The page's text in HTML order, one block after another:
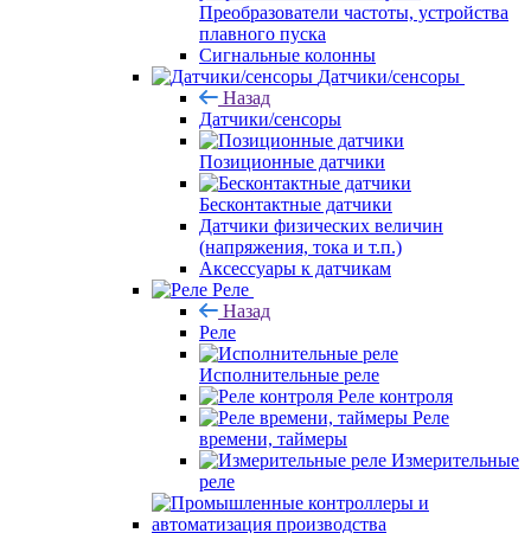
Преобразователи частоты, устройства
плавного пуска
Сигнальные колонны
Датчики/сенсоры
Назад
Датчики/сенсоры
Позиционные датчики
Бесконтактные датчики
Датчики физических величин
(напряжения, тока и т.п.)
Аксессуары к датчикам
Реле
Назад
Реле
Исполнительные реле
Реле контроля
Реле
времени, таймеры
Измерительные
реле